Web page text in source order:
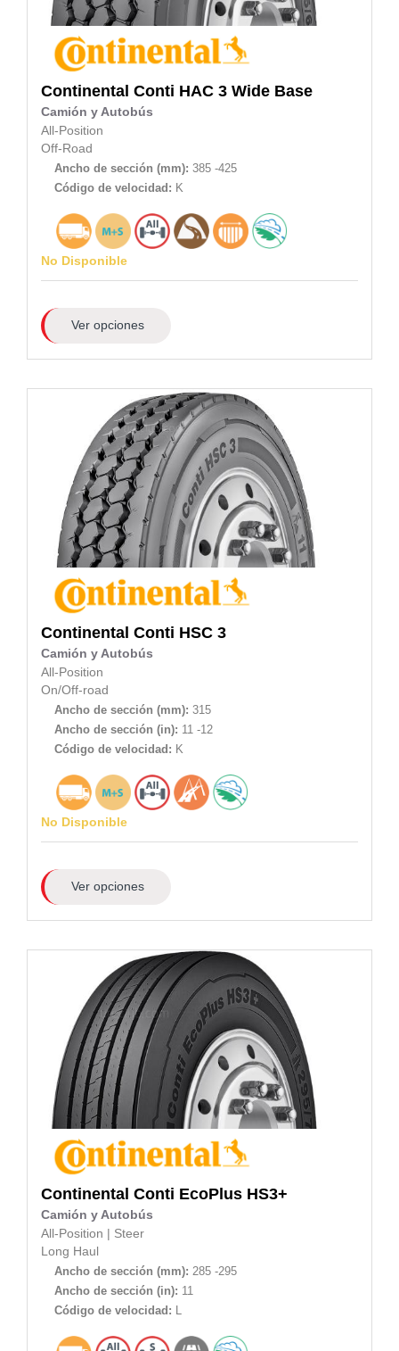
Continental Conti HAC 3 Wide Base
Camión y Autobús
All-Position
Off-Road
Ancho de sección (mm): 385 -425
Código de velocidad: K
No Disponible
Ver opciones
Continental Conti HSC 3
Camión y Autobús
All-Position
On/Off-road
Ancho de sección (mm): 315
Ancho de sección (in): 11 -12
Código de velocidad: K
No Disponible
Ver opciones
Continental Conti EcoPlus HS3+
Camión y Autobús
All-Position
Steer
Long Haul
Ancho de sección (mm): 285 -295
Ancho de sección (in): 11
Código de velocidad: